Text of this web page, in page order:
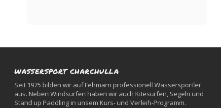
WASSERSPORT CHARCHULLA
Seit 1975 bilden wir auf Fehmarn professionell Wassersportler
aus. Neben Windsurfen haben wir auch Kitesurfen, Segeln und
Stand up Paddling in unsem Kurs- und Verleih-Programm.